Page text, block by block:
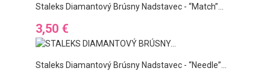
Staleks Diamantový Brúsny Nadstavec - “match”...
Ár
3,50 €
Staleks Diamantový Brúsny Nadstavec - “needle”...